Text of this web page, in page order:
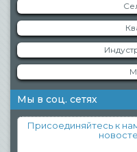
Мы в соц. сетях
Присоединяйтесь к